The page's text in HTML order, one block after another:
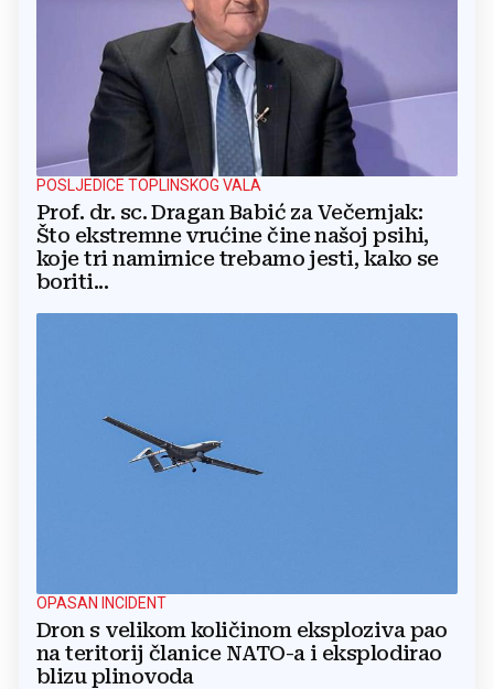
POSLJEDICE TOPLINSKOG VALA
Prof. dr. sc. Dragan Babić za Večernjak:
Što ekstremne vrućine čine našoj psihi,
koje tri namirnice trebamo jesti, kako se
boriti...
OPASAN INCIDENT
Dron s velikom količinom eksploziva pao
na teritorij članice NATO-a i eksplodirao
blizu plinovoda